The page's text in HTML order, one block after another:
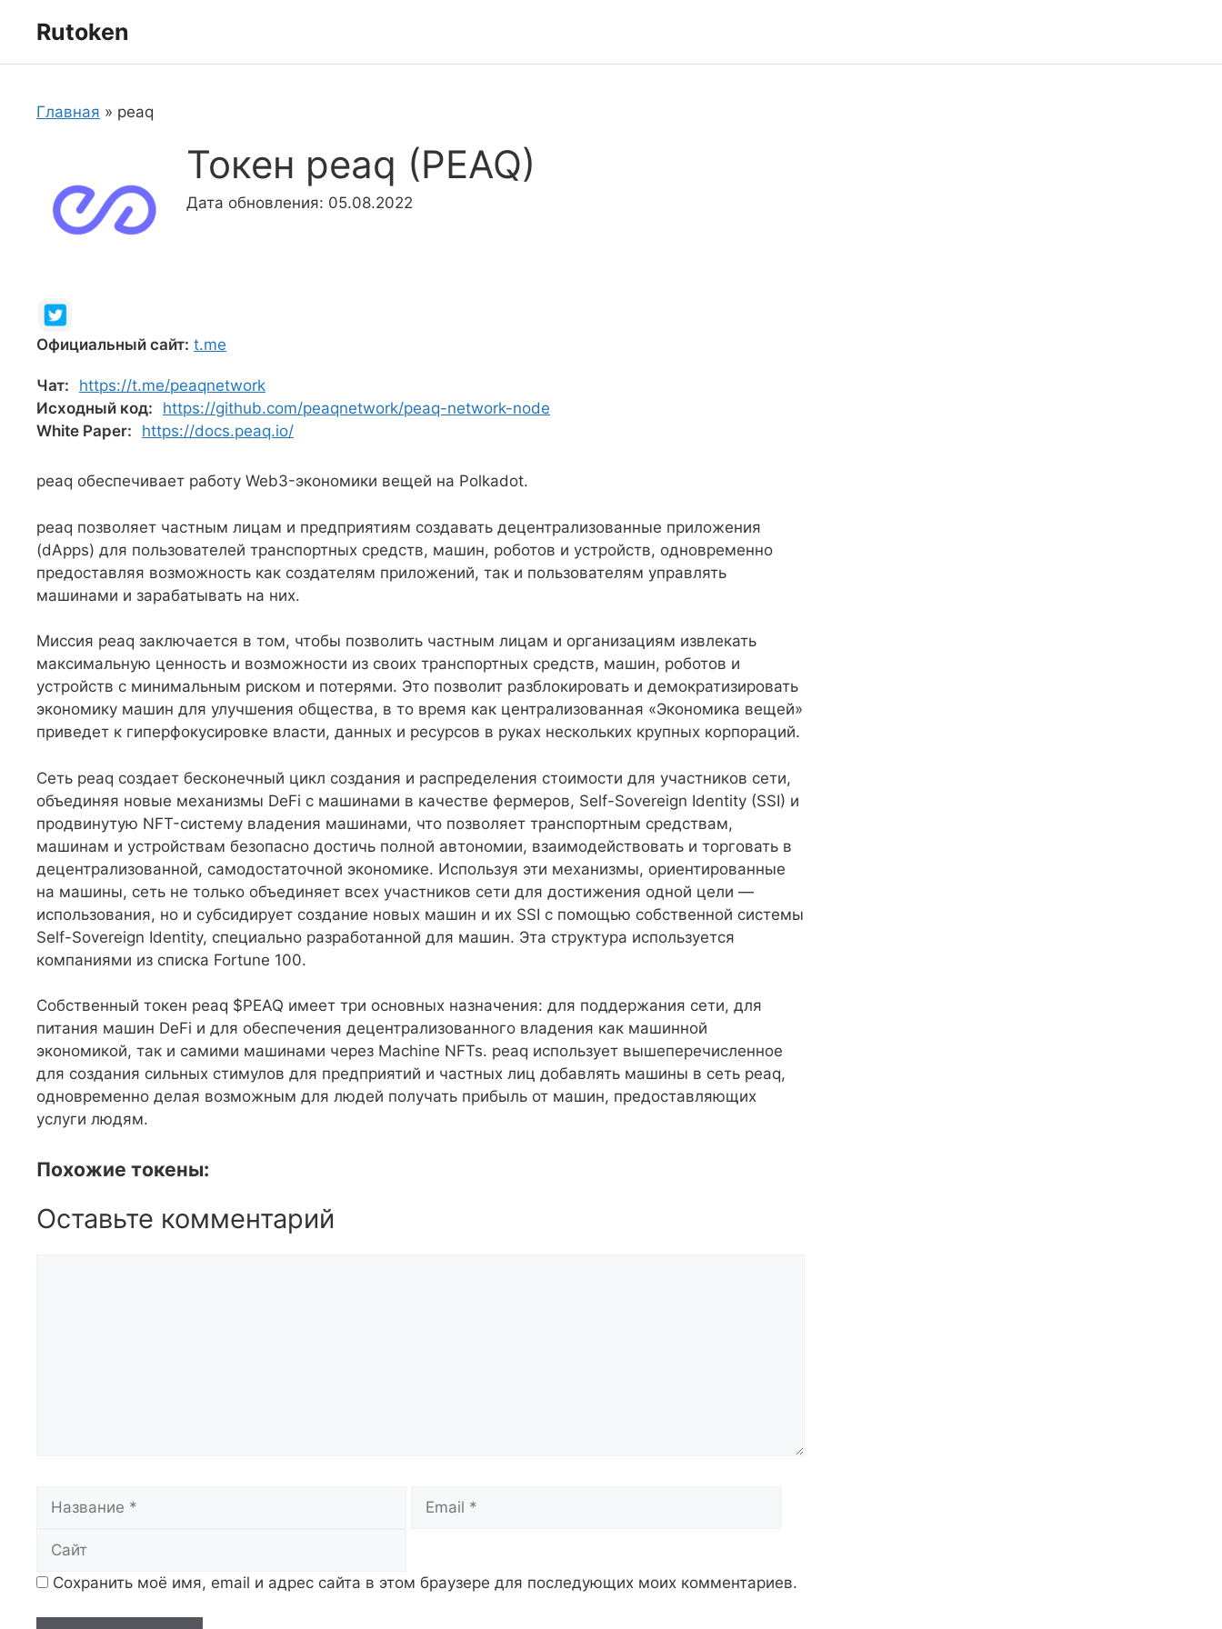
Rutoken
Главная » peaq
Токен peaq (PEAQ)
Дата обновления: 05.08.2022
Официальный сайт: t.me
Чат:
https://t.me/peaqnetwork
Исходный код:
https://github.com/peaqnetwork/peaq-network-node
White Paper:
https://docs.peaq.io/
peaq обеспечивает работу Web3-экономики вещей на Polkadot.
peaq позволяет частным лицам и предприятиям создавать децентрализованные приложения
(dApps) для пользователей транспортных средств, машин, роботов и устройств, одновременно
предоставляя возможность как создателям приложений, так и пользователям управлять
машинами и зарабатывать на них.
Миссия peaq заключается в том, чтобы позволить частным лицам и организациям извлекать
максимальную ценность и возможности из своих транспортных средств, машин, роботов и
устройств с минимальным риском и потерями. Это позволит разблокировать и демократизировать
экономику машин для улучшения общества, в то время как централизованная «Экономика вещей»
приведет к гиперфокусировке власти, данных и ресурсов в руках нескольких крупных корпораций.
Сеть peaq создает бесконечный цикл создания и распределения стоимости для участников сети,
объединяя новые механизмы DeFi с машинами в качестве фермеров, Self-Sovereign Identity (SSI) и
продвинутую NFT-систему владения машинами, что позволяет транспортным средствам,
машинам и устройствам безопасно достичь полной автономии, взаимодействовать и торговать в
децентрализованной, самодостаточной экономике. Используя эти механизмы, ориентированные
на машины, сеть не только объединяет всех участников сети для достижения одной цели —
использования, но и субсидирует создание новых машин и их SSI с помощью собственной системы
Self-Sovereign Identity, специально разработанной для машин. Эта структура используется
компаниями из списка Fortune 100.
Собственный токен peaq $PEAQ имеет три основных назначения: для поддержания сети, для
питания машин DeFi и для обеспечения децентрализованного владения как машинной
экономикой, так и самими машинами через Machine NFTs. peaq использует вышеперечисленное
для создания сильных стимулов для предприятий и частных лиц добавлять машины в сеть peaq,
одновременно делая возможным для людей получать прибыль от машин, предоставляющих
услуги людям.
Похожие токены:
Оставьте комментарий
Сохранить моё имя, email и адрес сайта в этом браузере для последующих моих комментариев.